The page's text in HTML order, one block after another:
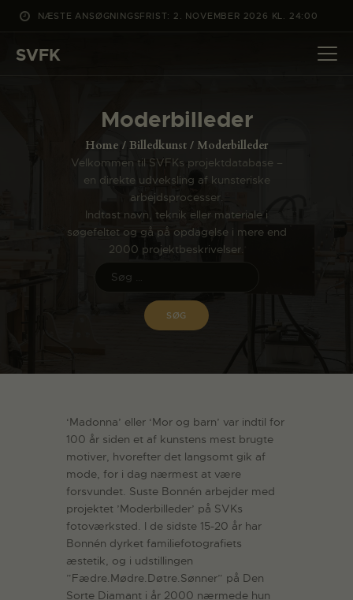
NÆSTE ANSØGNINGSFRIST: 2. NOVEMBER 2026 KL. 24:00
SVFK
Moderbilleder
Home Billedkunst Moderbilleder
Velkommen til SVFKs projektdatabase –
en direkte udveksling af kunsteriske
arbejdsprocesser.
Indtast navn, teknik eller materiale i
søgefeltet og gå på opdagelse i mere end
2000 projektbeskrivelser.
DET SKER
CHANNEL
ANSØG
OM SVFK
ENGLISH
‘Madonna’ eller ‘Mor og barn’ var indtil for
100 år siden et af kunstens mest brugte
motiver, hvorefter det langsomt gik af
mode, for i dag nærmest at være
forsvundet. Suste Bonnén arbejder med
projektet ’Moderbilleder’ på SVKs
fotoværksted. I de sidste 15-20 år har
Bonnén dyrket familiefotografiets
æstetik, og i udstillingen
”Fædre.Mødre.Døtre.Sønner” på Den
Sorte Diamant i år 2000 nærmede hun